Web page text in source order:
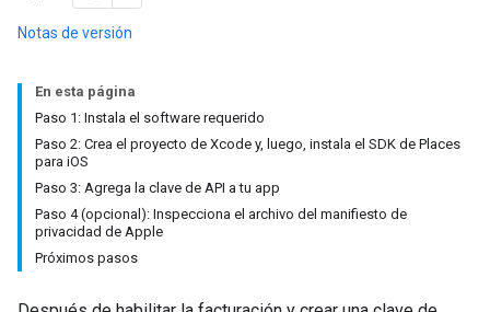
Notas de versión
En esta página
Paso 1: Instala el software requerido
Paso 2: Crea el proyecto de Xcode y, luego, instala el SDK de Places
para iOS
Paso 3: Agrega la clave de API a tu app
Paso 4 (opcional): Inspecciona el archivo del manifiesto de
privacidad de Apple
Próximos pasos